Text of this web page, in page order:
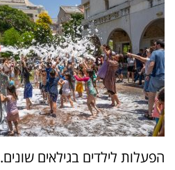
הפעלות לילדים בגילאים שונים.